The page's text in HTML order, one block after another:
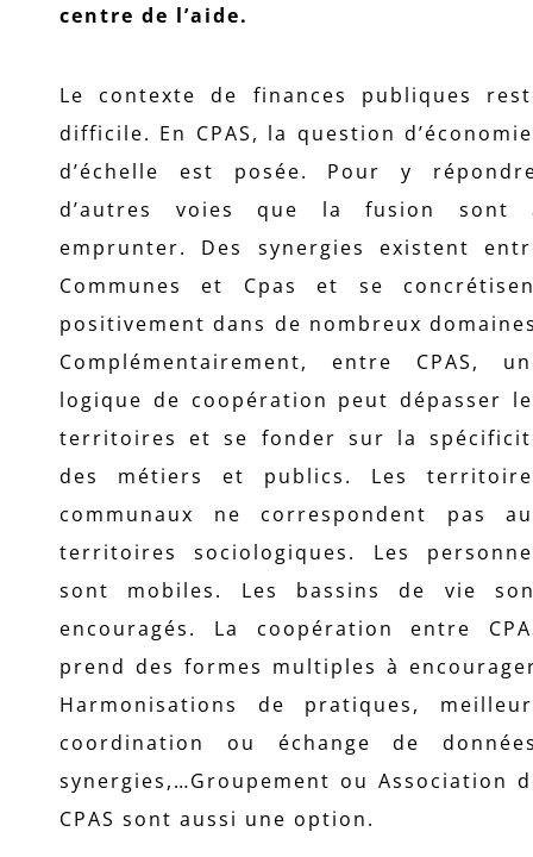
centre de l’aide.
Le contexte de finances publiques
difficile. En CPAS, la question
d’échelle est posée. Pour y
d’autres voies que la fusion sont
emprunter. Des synergies existent
Communes et Cpas et se
positivement dans de nombreux
Complémentairement, entre CPAS,
logique de coopération peut dépasser
territoires et se fonder sur la
des métiers et publics. Les
communaux ne correspondent pas
territoires sociologiques. Les
sont mobiles. Les bassins de vie
encouragés. La coopération entre
prend des formes multiples à
Harmonisations de pratiques,
coordination ou échange de
synergies,…Groupement ou Association
CPAS sont aussi une option.